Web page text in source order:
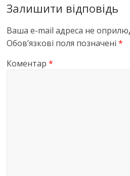
Залишити відповідь
Ваша e-mail адреса не
Обов’язкові поля позначені*
Коментар*